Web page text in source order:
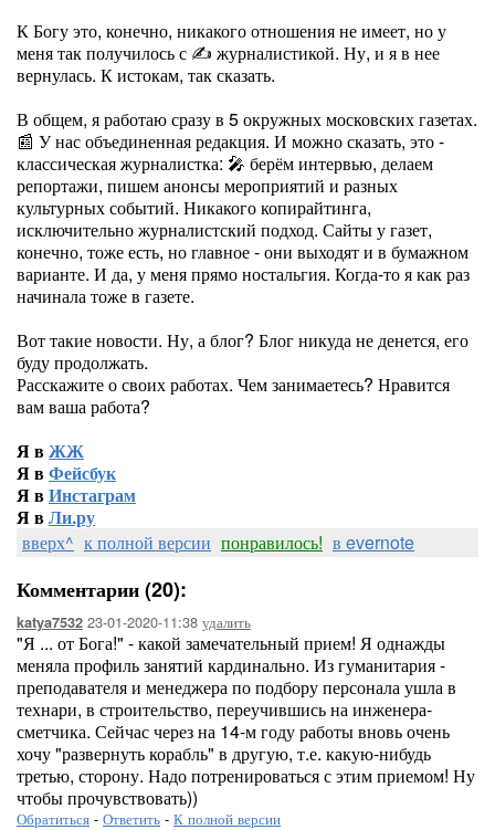
К Богу это, конечно, никакого отношения не имеет, но у
меня так получилось с ✍️ журналистикой. Ну, и я в нее
вернулась. К истокам, так сказать.
В общем, я работаю сразу в 5 окружных московских газетах.
📰 У нас объединенная редакция. И можно сказать, это -
классическая журналистка: 🎤 берём интервью, делаем
репортажи, пишем анонсы мероприятий и разных
культурных событий. Никакого копирайтинга,
исключительно журналистский подход. Сайты у газет,
конечно, тоже есть, но главное - они выходят и в бумажном
варианте. И да, у меня прямо ностальгия. Когда-то я как раз
начинала тоже в газете.
Вот такие новости. Ну, а блог? Блог никуда не денется, его
буду продолжать.
Расскажите о своих работах. Чем занимаетесь? Нравится
вам ваша работа?
Я вЖЖ
Я вФейсбук
Я вИнстаграм
Я вЛи.ру
вверх^ к полной версии понравилось! в evernote
Комментарии (20):
katya7532 23-01-2020-11:38 удалить
"Я ... от Бога!" - какой замечательный прием! Я однажды
меняла профиль занятий кардинально. Из гуманитария -
преподавателя и менеджера по подбору персонала ушла в
технари, в строительство, переучившись на инженера-
сметчика. Сейчас через на 14-м году работы вновь очень
хочу "развернуть корабль" в другую, т.е. какую-нибудь
третью, сторону. Надо потренироваться с этим приемом! Ну
чтобы прочувствовать))
Обратиться - Ответить - К полной версии